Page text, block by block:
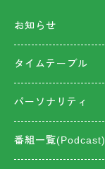
お知らせ
タイムテーブル
パーソナリティ
番組一覧(Podcast)